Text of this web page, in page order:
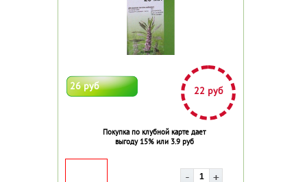
26 руб 22 руб
Покупка по клубной карте дает
выгоду 15% или 3.9 руб